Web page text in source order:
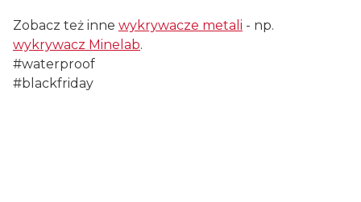
Zobacz też inne wykrywacze metali - np.
wykrywacz Minelab.
#waterproof
#blackfriday